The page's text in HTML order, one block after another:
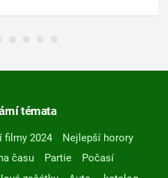
témata
filmy 2024
Nejlepší horory
času Partie
Počasí